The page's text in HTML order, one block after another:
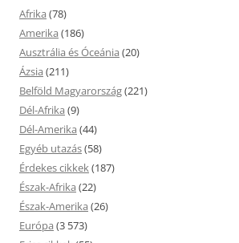
Afrika (78)
Amerika (186)
Ausztrália és Óceánia (20)
Ázsia (211)
Belföld Magyarország(221)
Dél-Afrika (9)
Dél-Amerika (44)
Egyéb utazás(58)
Érdekes cikkek(187)
Észak-Afrika (22)
Észak-Amerika (26)
Európa (3 573)